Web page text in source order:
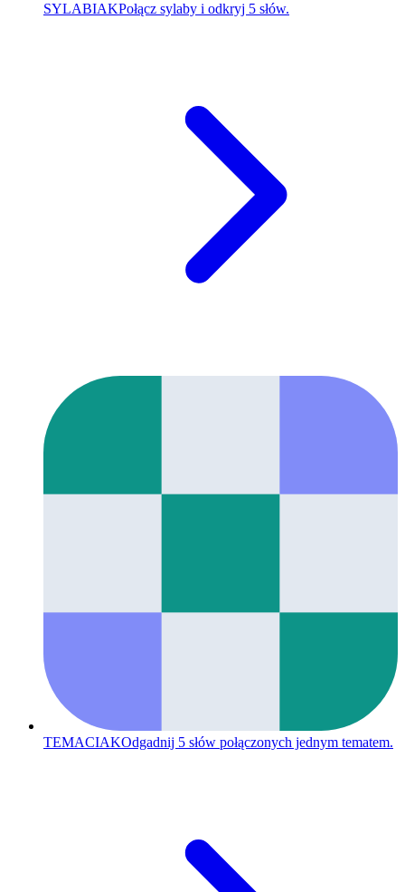
SYLABIAKPołącz sylaby i odkryj 5 słów.
TEMACIAKOdgadnij 5 słów połączonych jednym tematem.